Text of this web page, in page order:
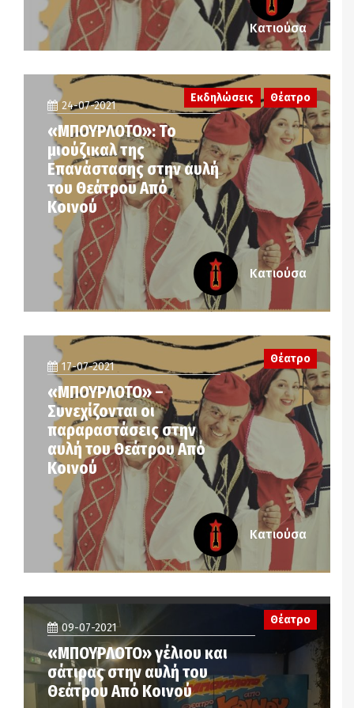
Κατιούσα
24-07-2021
«ΜΠΟΥΡΛΟΤΟ»: Το
μιούζικαλ της
Επανάστασης στην αυλή
του Θεάτρου Από
Κοινού
Εκδηλώσεις Θέατρο
Κατιούσα
17-07-2021
«ΜΠΟΥΡΛΟΤΟ» –
Συνεχίζονται οι
παραραστάσεις στην
αυλή του Θεάτρου Από
Κοινού
Θέατρο
Κατιούσα
Θέατρο
09-07-2021
«ΜΠΟΥΡΛΟΤΟ» γέλιου και
σάτιρας στην αυλή του
Θεάτρου Από Κοινού